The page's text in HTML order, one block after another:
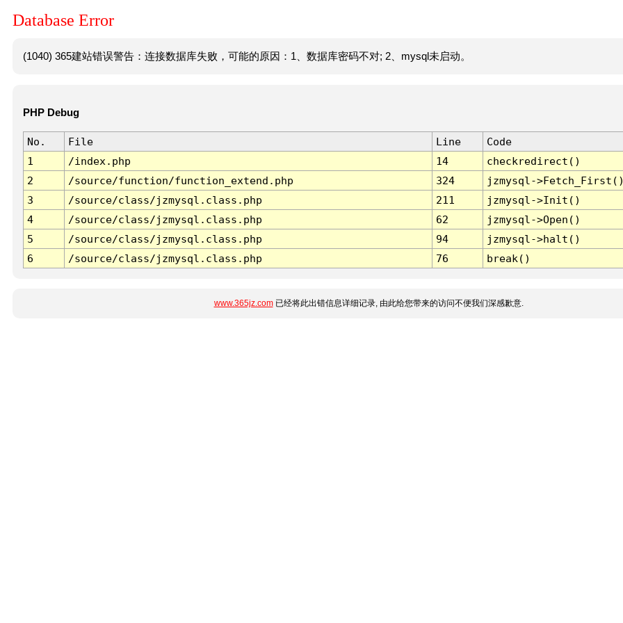
Database Error
(1040) 365建站错误警告：连接数据库失败，可能的原因：1、数据库密码不对; 2、mysql未启动。
PHP Debug
No. File Line
Code
1
/index.php 14
checkredirect()
2
/source/function/function_extend.php 324
jzmysql-
3
/source/class/jzmysql.class.php 211
jzmysql->Init()
4
/source/class/jzmysql.class.php 62
jzmysql->Open()
5
/source/class/jzmysql.class.php 94
jzmysql->halt()
6
/source/class/jzmysql.class.php 76 break()
www.365jz.com已经将此出错信息详细记录, 由此给您带来的访问不便我们深感歉意.